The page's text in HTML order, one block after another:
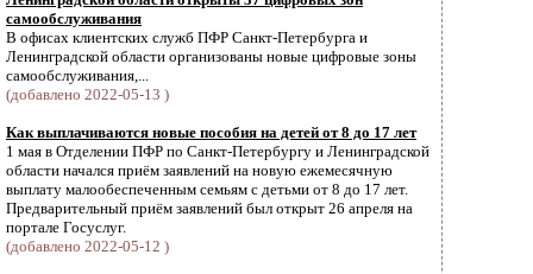
самообслуживания
В офисах клиентских служб ПФР Санкт-Петербурга и
Ленинградской области организованы новые цифровые зоны
самообслуживания,...
(добавлено 2022-05-13 )
Как выплачиваются новые пособия на детей от 8 до 17 лет
1 мая в Отделении ПФР по Санкт-Петербургу и Ленинградской
области начался приём заявлений на новую ежемесячную
выплату малообеспеченным семьям с детьми от 8 до 17 лет.
Предварительный приём заявлений был открыт 26 апреля на
портале Госуслуг.
(добавлено 2022-05-12 )